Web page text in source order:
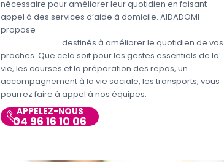
nécessaire pour améliorer leur quotidien en faisant
appel à des services d’aide à domicile. AIDADOMI
propose
destinés à améliorer le quotidien de vos
proches. Que cela soit pour les gestes essentiels de la
vie, les courses et la préparation des repas, un
accompagnement à la vie sociale, les transports, vous
pourrez faire à appel à nos équipes.
APPELEZ-NOUS
04 96 16 10 06